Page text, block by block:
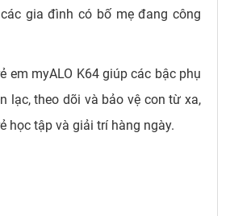
gia đình có bố mẹ đang công
em myALO K64 giúp các bậc phụ
lạc, theo dõi và bảo vệ con từ xa,
học tập và giải trí hàng ngày.